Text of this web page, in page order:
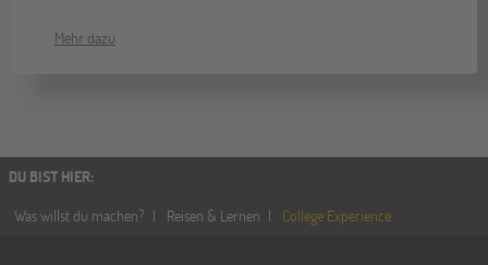
Mehr dazu
DU BIST HIER:
Was willst du machen?
Reisen & Lernen College Experience